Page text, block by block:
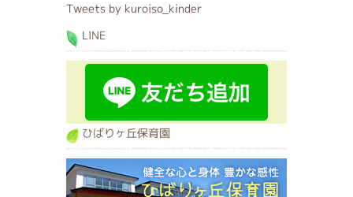
Tweets by kuroiso_kinder
LINE
ひばりヶ丘保育園